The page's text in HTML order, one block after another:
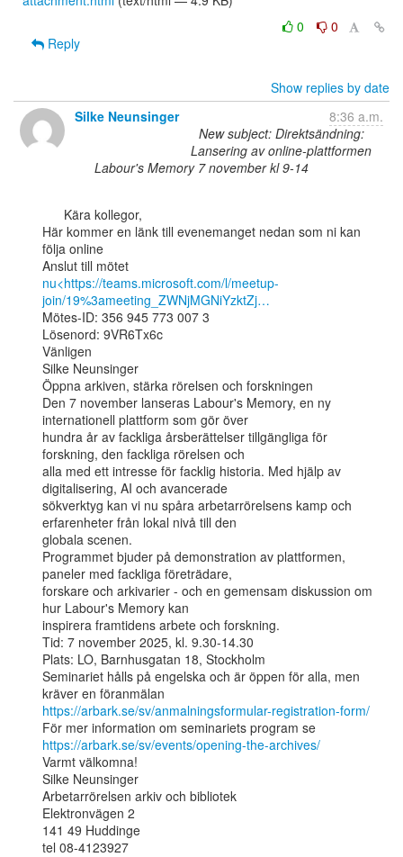
0
0
Reply
Show replies by date
Silke Neunsinger
8:36 a.m.
New subject: Direktsändning:
Lansering av online-plattformen
Labour's Memory 7 november kl 9-14
Här kommer en länk till evenemanget nedan som ni kan
följa online
nu<https://teams.microsoft.com/l/meetup-
join/19%3ameeting_ZWNjMGNiYzktZj…
Mötes-ID: 356 945 773 007 3
Lösenord: 9VR6Tx6c
Vänligen
Silke Neunsinger
Öppna arkiven, stärka rörelsen och forskningen
Den 7 november lanseras Labour's Memory, en ny
internationell plattform som gör över
hundra år av fackliga årsberättelser tillgängliga för
forskning, den fackliga rörelsen och
alla med ett intresse för facklig historia. Med hjälp av
digitalisering, AI och avancerade
sökverktyg kan vi nu spåra arbetarrörelsens kamp och
erfarenheter från lokal nivå till den
globala scenen.
Programmet bjuder på demonstration av plattformen,
paneler med fackliga företrädare,
forskare och arkivarier - och en gemensam diskussion om
hur Labour's Memory kan
inspirera framtidens arbete och forskning.
Tid: 7 november 2025, kl. 9.30-14.30
Plats: LO, Barnhusgatan 18, Stockholm
Seminariet hålls på engelska och är öppen för alla, men
https://arbark.se/sv/anmalningsformular-registration-form/
https://arbark.se/sv/events/opening-the-archives/
Varmt välkomna!
Silke Neunsinger
Arbetarrörelsen arkiv och bibliotek
Elektronvägen 2
141 49 Huddinge
tel 08-4123927